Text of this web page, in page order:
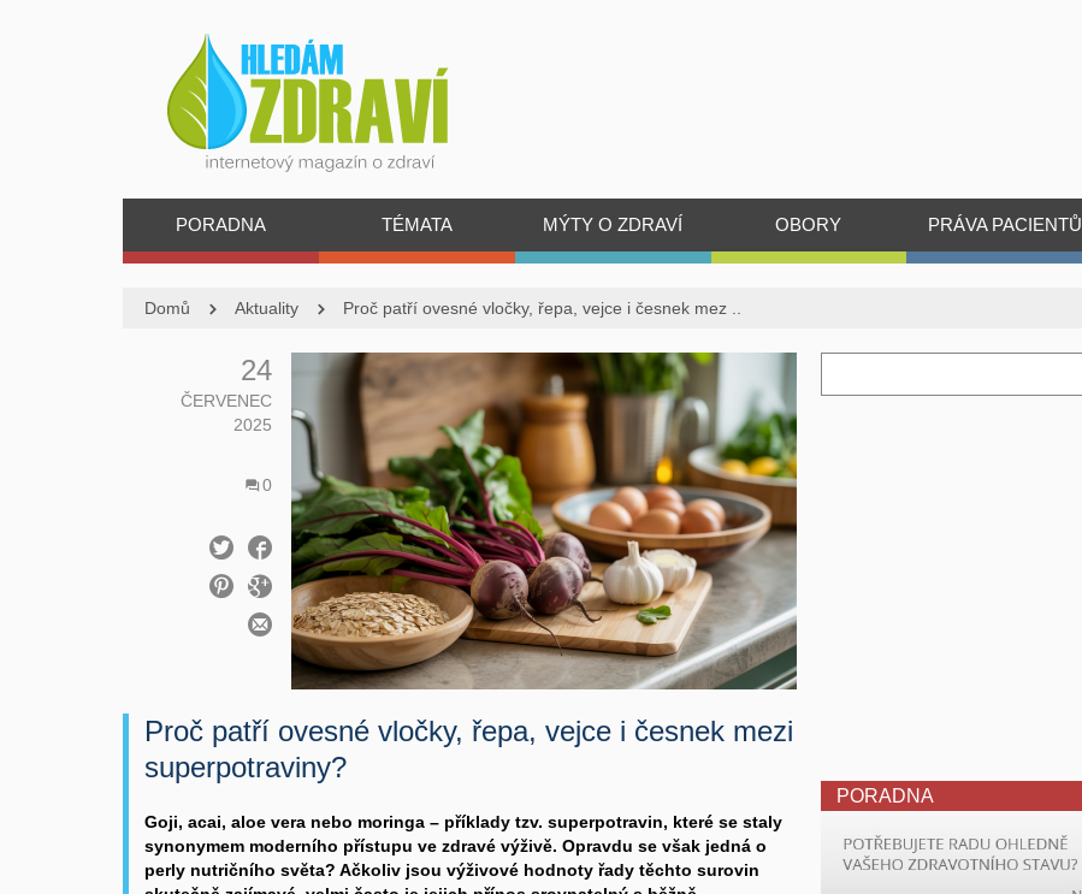
PORADNA TÉMATA MÝTY O ZDRAVÍ OBORY PRÁVA PACIENTŮ
Domů Aktuality Proč patří ovesné vločky, řepa, vejce i česnek mez ..
24
ČERVENEC
2025
0
Proč patří ovesné vločky, řepa, vejce i česnek mezi
superpotraviny?
Goji, acai, aloe vera nebo moringa – příklady tzv. superpotravin, které se staly
synonymem moderního přístupu ve zdravé výživě. Opravdu se však jedná o
perly nutričního světa? Ačkoliv jsou výživové hodnoty řady těchto surovin
PORADNA